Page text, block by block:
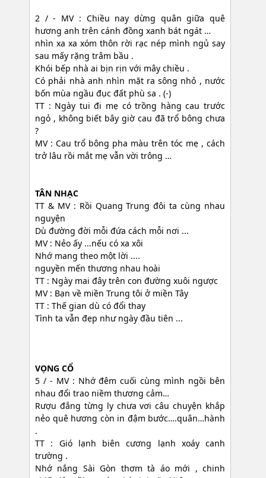
2 / - MV : Chiều nay dừng quân giữa quê
hương anh trên cánh đồng xanh bát ngát …
nhìn xa xa xóm thôn rời rạc nép mình ngủ say
sau mấy rặng trâm bầu .
Khói bếp nhà ai bịn rịn với mây chiều .
Có phải nhà anh nhìn mặt ra sông nhỏ , nước
bốn mùa ngầu đục đất phù sa . (-)
TT : Ngày tui đi mẹ có trồng hàng cau trước
ngỏ , không biết bây giờ cau đã trổ bông chưa
?
MV : Cau trổ bông pha màu trên tóc mẹ , cách
trở lâu rồi mắt mẹ vẫn vời trông …
TÂN NHẠC
TT & MV : Rồi Quang Trung đôi ta cùng nhau
nguyện
Dù đường đời mỗi đứa cách mỗi nơi ...
MV : Nẻo ấy ...nếu có xa xôi
Nhớ mang theo một lời ....
nguyền mến thương nhau hoài
TT : Ngày mai đây trên con đường xuôi ngược
MV : Bạn về miền Trung tôi ở miền Tây
TT : Thế gian dù có đổi thay
Tình ta vẫn đẹp như ngày đầu tiên ...
VỌNG CỔ
5 / - MV : Nhớ đêm cuối cùng mình ngồi bên
nhau đổi trao niềm thương cảm…
Rượu đắng từng ly chưa vơi câu chuyện khắp
nẻo quê hương còn in đậm bước….quân…hành
.
TT : Gió lạnh biên cương lạnh xoáy canh
trường .
Nhớ nắng Sài Gòn thơm tà áo mới , chinh